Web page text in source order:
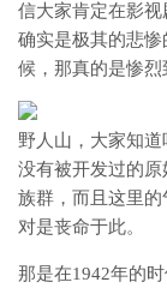
信大家肯定在影视
确实是极其的悲
候，那真的是惨烈
野人山，大家知
没有被开发过的
族群，而且这里
对是丧命于此。
那是在1942年的